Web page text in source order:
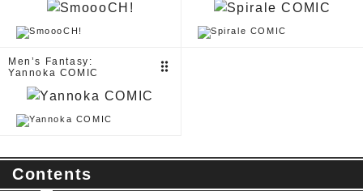
Men’s Fantasy:
Yannoka COMIC
drag_indicator
Contents